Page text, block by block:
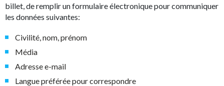
billet, de remplir un formulaire électronique pour communiquer
les données suivantes:
Civilité, nom, prénom
Média
Adresse e-mail
Langue préférée pour correspondre